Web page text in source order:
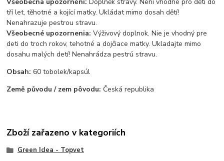
tří let, těhotné a kojící matky. Ukládat mimo dosah dětí!
Nenahrazuje pestrou stravu.
Všeobecné upozornenia: Výživový doplnok. Nie je vhodný pre
deti do troch rokov, tehotné a dojčiace matky. Ukladajte mimo
dosahu malých detí! Nenahrádza pestrú stravu.
Obsah: 60 tobolek/kapsúl
Země původu / zem pôvodu: Česká republika
Zboží zařazeno v kategoriích
Green Idea - Topvet